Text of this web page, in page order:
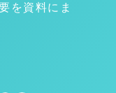
を資料にま